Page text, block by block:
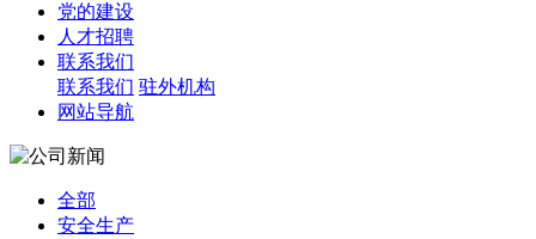
党的建设
人才招聘
联系我们
联系我们 驻外机构
网站导航
全部
安全生产